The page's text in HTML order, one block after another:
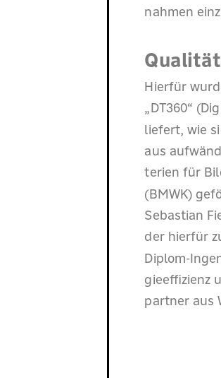
nahmen
Hierfür
„DT360“
liefert, wie
aus
terien für
(BMWK)
Sebastian
der hierfür
Diplom-
gieeffizienz
partner aus